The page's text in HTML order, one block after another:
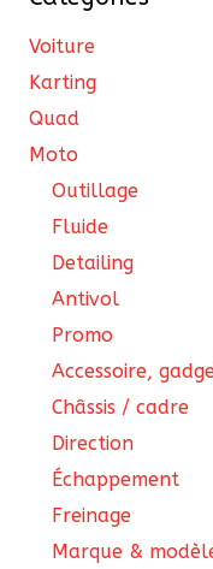
Voiture
Karting
Quad
Moto
Outillage
Fluide
Detailing
Antivol
Promo
Accessoire,
Châssis / cadre
Direction
Échappement
Freinage
Marque &